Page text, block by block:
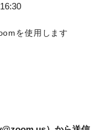
を使用します